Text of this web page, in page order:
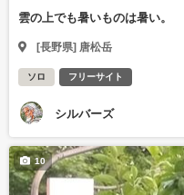
雲の上でも暑いものは暑い。
[長野県] 唐松岳
ソロ フリーサイト
シルバーズ
10